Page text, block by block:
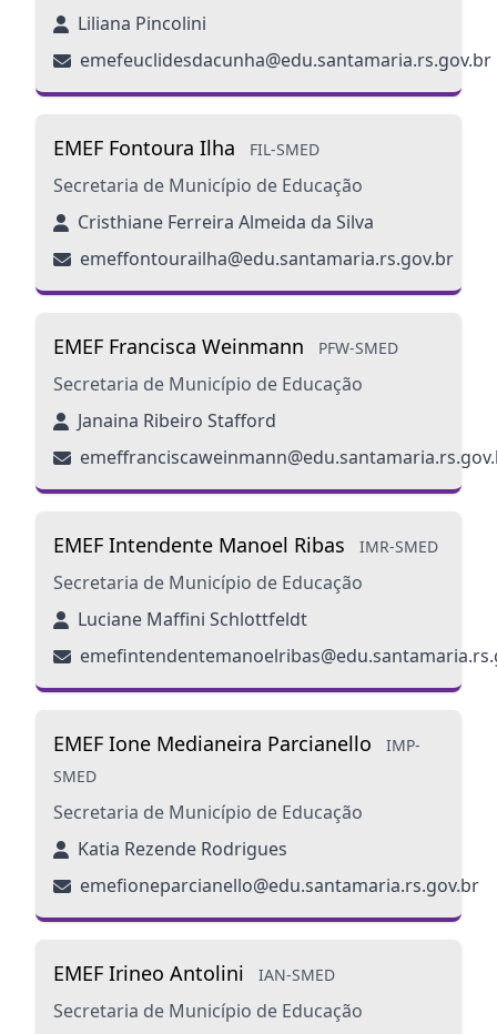
Liliana Pincolini
emefeuclidesdacunha@edu.santamaria.rs.gov.br
EMEF Fontoura Ilha FIL-SMED
Secretaria de Município de Educação
Cristhiane Ferreira Almeida da Silva
emeffontourailha@edu.santamaria.rs.gov.br
EMEF Francisca Weinmann PFW-SMED
Secretaria de Município de Educação
Janaina Ribeiro Stafford
EMEF Intendente Manoel Ribas IMR-SMED
Secretaria de Município de Educação
Luciane Maffini Schlottfeldt
EMEF Ione Medianeira Parcianello
IMP-
SMED
Secretaria de Município de Educação
Katia Rezende Rodrigues
emefioneparcianello@edu.santamaria.rs.gov.br
EMEF Irineo Antolini IAN-SMED
Secretaria de Município de Educação